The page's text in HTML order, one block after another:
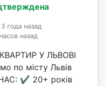
года назад
назад
У ЛЬВОВІ
по місту Львів
✔️ 20+ років